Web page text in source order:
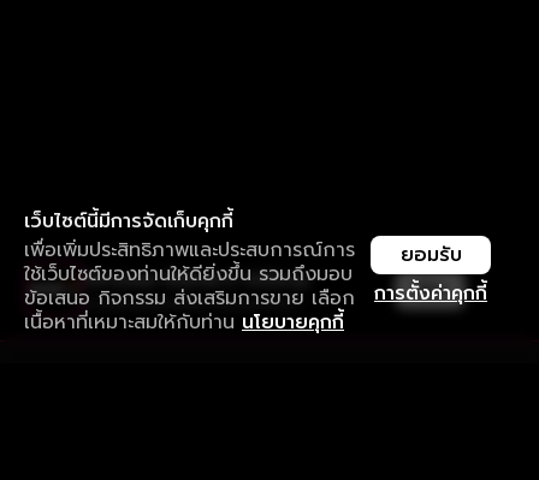
เว็บไซต์นี้มีการจัดเก็บคุกกี้
เพื่อเพิ่มประสิทธิภาพและประสบการณ์การ
ใช้เว็บไซต์ของท่านให้ดียิ่งขึ้น รวมถึงมอบ
ข้อเสนอ กิจกรรม ส่งเสริมการขาย เลือก
เนื้อหาที่เหมาะสมให้กับท่าน นโยบายคุกกี้
การตั้งค่าคุกกี้
ยอมรับ
ใช้งานแอป ลื่นไหลกว่า ไม่มีสะดุด
ดาวน์โหลดแอปเพื่อการรับชมที่ดีกว่า เปิด